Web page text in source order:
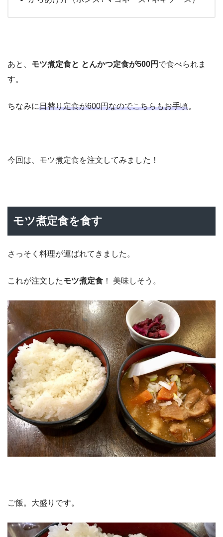
あと、 モツ煮定食と とんかつ定食が500円 で食べられま
す。
ちなみに日替り定食が600円なのでこちらもお手頃。
今回は、モツ煮定食を注文してみました！
モツ煮定食を食す
さっそく料理が運ばれてきました。
これが注文したモツ煮定食 ！ 美味しそう。
ご飯。大盛りです。